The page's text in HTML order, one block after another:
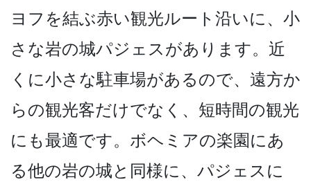
ヨフを結ぶ赤い観光ルート沿いに、小
さな岩の­城パジェスがあります。近
くに小さな駐車場があるの­で、遠方か
らの観光客だけでなく、短時間の観光
にも­最適です。ボヘミアの楽園にあ
る他の岩の城と同様に­、パジェスに